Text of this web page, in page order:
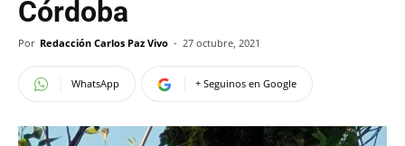
Córdoba
Por Redacción Carlos Paz Vivo - 27 octubre, 2021
WhatsApp + Seguinos en Google